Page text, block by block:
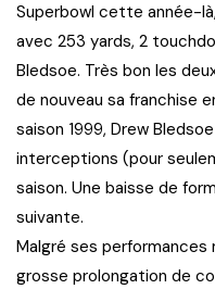
Superbowl cette année-
avec 253 yards, 2
Bledsoe. Très bon les
de nouveau sa franchise
saison 1999, Drew
interceptions (pour
saison. Une baisse de
suivante.
Malgré ses performances
grosse prolongation de